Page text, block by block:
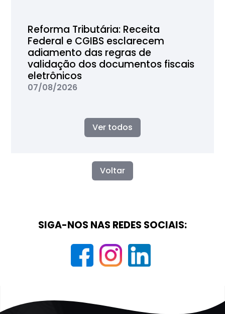
Reforma Tributária: Receita
Federal e CGIBS esclarecem
adiamento das regras de
validação dos documentos fiscais
eletrônicos
07/08/2026
Ver todos
Voltar
SIGA-NOS NAS REDES SOCIAIS: